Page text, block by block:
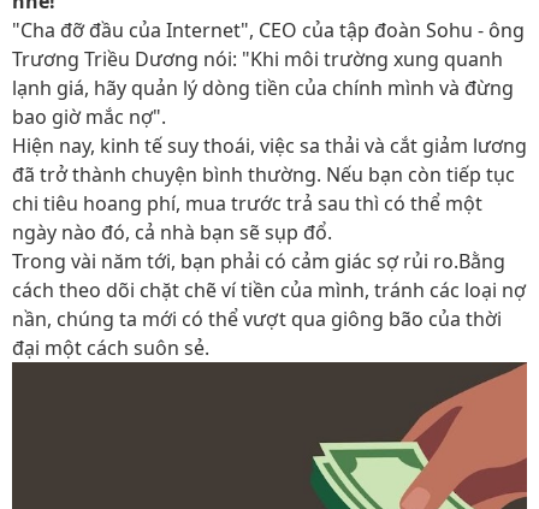
"Cha đỡ đầu của Internet", CEO của tập đoàn Sohu - ông
Trương Triều Dương nói: "Khi môi trường xung quanh
lạnh giá, hãy quản lý dòng tiền của chính mình và đừng
bao giờ mắc nợ".
Hiện nay, kinh tế suy thoái, việc sa thải và cắt giảm lương
đã trở thành chuyện bình thường. Nếu bạn còn tiếp tục
chi tiêu hoang phí, mua trước trả sau thì có thể một
ngày nào đó, cả nhà bạn sẽ sụp đổ.
Trong vài năm tới, bạn phải có cảm giác sợ rủi ro.Bằng
cách theo dõi chặt chẽ ví tiền của mình, tránh các loại nợ
nần, chúng ta mới có thể vượt qua giông bão của thời
đại một cách suôn sẻ.